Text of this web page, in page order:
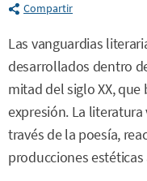
Compartir
Las vanguardias
desarrollados dentro
mitad del siglo XX,
expresión. La
través de la poesía,
producciones